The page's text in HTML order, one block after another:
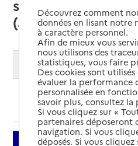
services
(aide et soins)
Modifier ma recherche
Filtrer
Découvrez comment
données en lisant notre
à caractère personnel.
Afin de mieux vous
nous utilisons des
statistiques, vous faire
Des cookies sont
évaluer la performance
personnalisée en
savoir plus, consultez
Si vous cliquez sur «
partenaires déposeront
navigation. Si vous
déposés. Si vous